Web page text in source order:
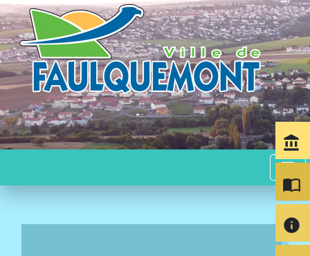
menu
account_balance
import_contacts
info